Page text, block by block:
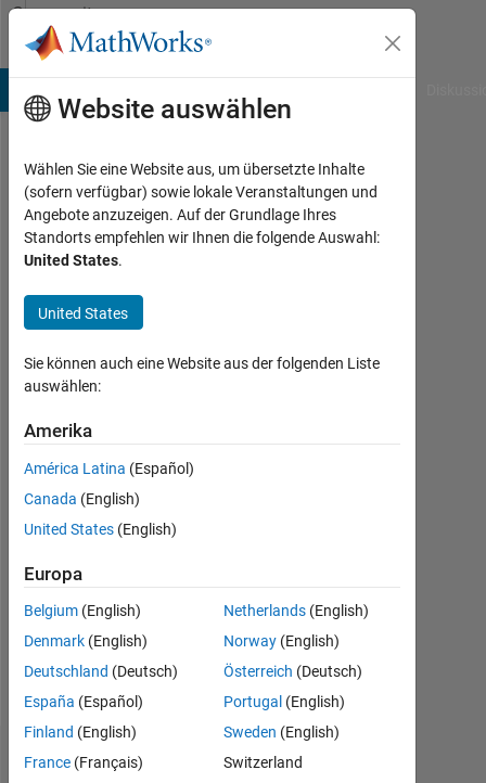
Weiter zum Inhalt
Community
Profile
Huma
Hafeez
Last
etwa
5
Jahre
Aktiv
seit
2020
0
Following:
0
Follow
Dashboard
Website auswählen
Wählen Sie eine Website aus, um übersetzte Inhalte
(sofern verfügbar) sowie lokale Veranstaltungen und
Angebote anzuzeigen. Auf der Grundlage Ihres
Standorts empfehlen wir Ihnen die folgende Auswahl:
United States.
United States
Sie können auch eine Website aus der folgenden Liste
auswählen:
Amerika
América Latina (Español)
Canada (English)
United States (English)
Europa
Belgium (English)
Denmark (English)
Deutschland (Deutsch)
España (Español)
Finland (English)
France (Français)
Netherlands (English)
Norway (English)
Österreich (Deutsch)
Portugal (English)
Sweden (English)
Switzerland